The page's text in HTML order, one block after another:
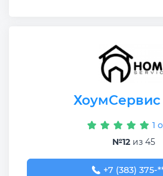
1
№12 из 45
+7 (383) 375-
+7 (383) 375-